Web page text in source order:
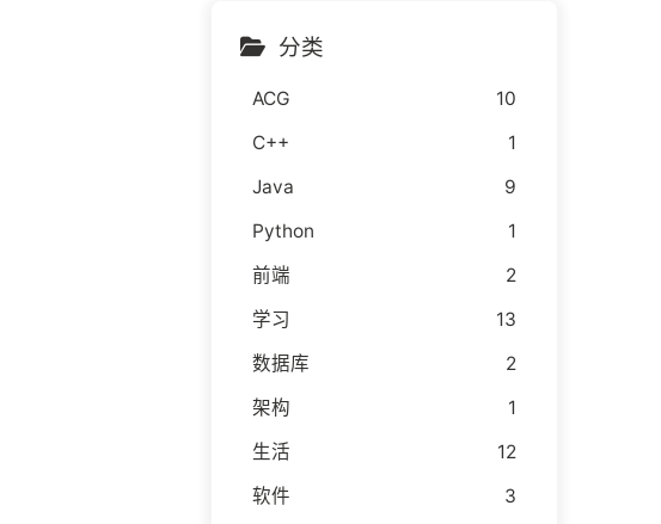
分类
ACG
10
C++
1
Java
9
Python
1
前端
2
学习
13
数据库
2
架构
1
生活
12
软件
3